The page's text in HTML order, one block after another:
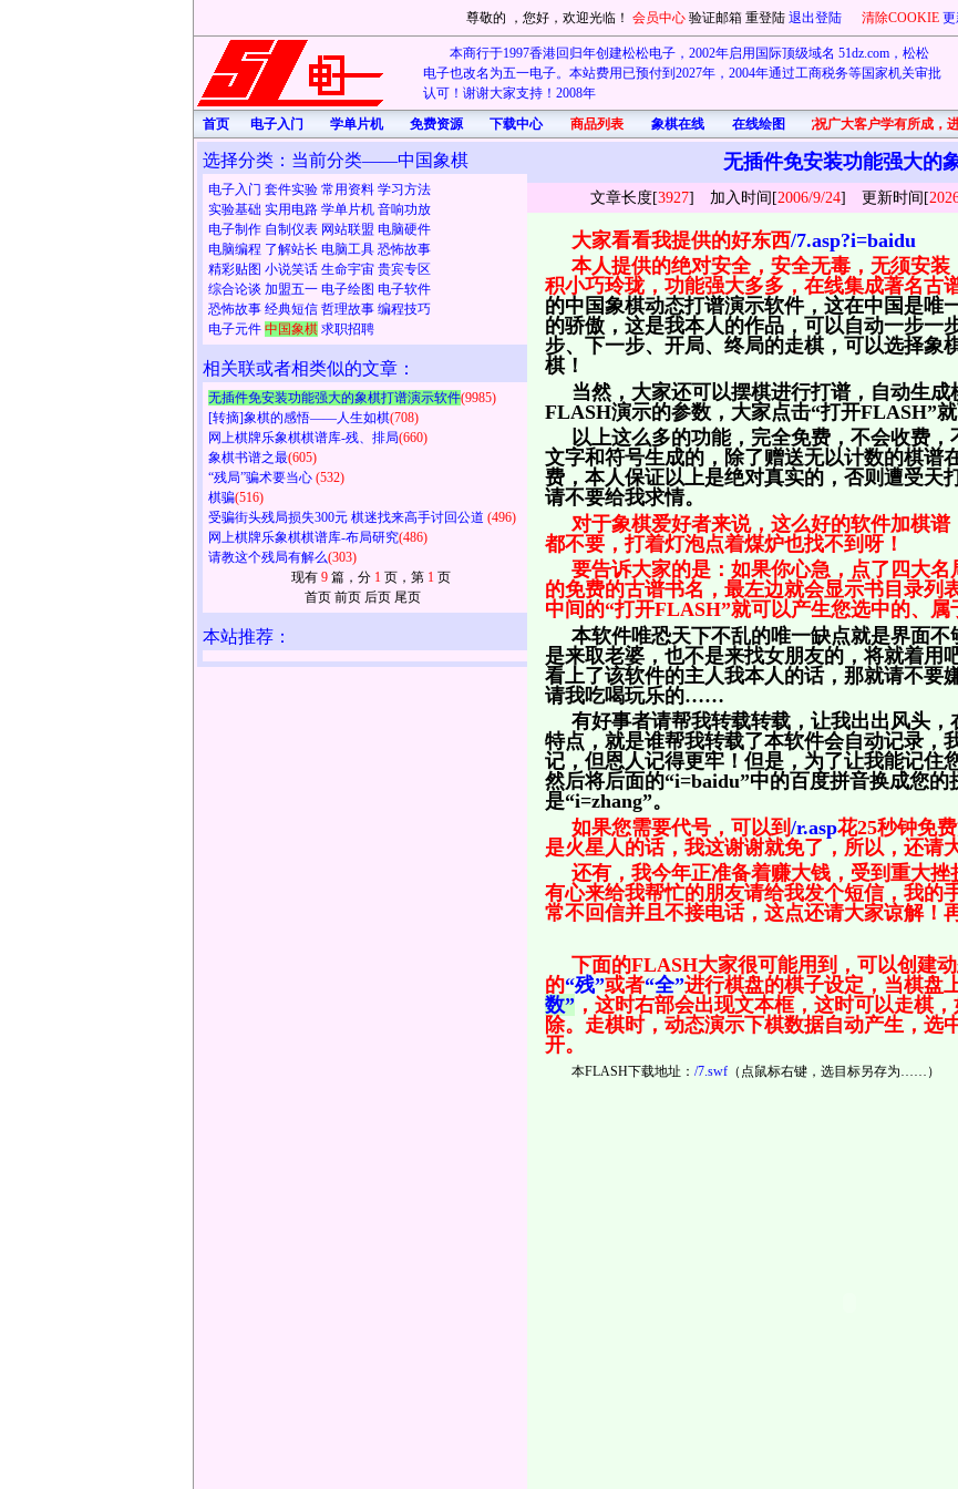
尊敬的 ，您好，欢迎光临！ 会员中心 验证邮箱 重登陆 退出登陆 清除COOKIE
本商行于1997香港回归年创建松松电子，2002年启用国际顶级域名 51dz.com，松松
电子也改名为五一电子。本站费用已预付到2027年，2004年通过工商税务等国家机关审批
认可！谢谢大家支持！2008年
首页
电子入门 学单片机 免费资源 下载中心 商品列表 象棋在线 在线绘图首先在此祝广大客户学有所成，
选择分类：当前分类——中国象棋
电子入门 套件实验 常用资料 学习方法
实验基础 实用电路 学单片机 音响功放
电子制作 自制仪表 网站联盟 电脑硬件
电脑编程 了解站长 电脑工具 恐怖故事
精彩贴图 小说笑话 生命宇宙 贵宾专区
综合论谈 加盟五一 电子绘图 电子软件
恐怖故事 经典短信 哲理故事 编程技巧
电子元件 中国象棋 求职招聘
相关联或者相类似的文章：
无插件免安装功能强大的象棋打谱演示软件(9985)
[转摘]象棋的感悟——人生如棋(708)
网上棋牌乐象棋棋谱库-残、排局(660)
象棋书谱之最(605)
“残局”骗术要当心 (532)
棋骗(516)
受骗街头残局损失300元 棋迷找来高手讨回公道 (496)
网上棋牌乐象棋棋谱库-布局研究(486)
请教这个残局有解么(303)
现有 9 篇，分 1 页，第 1 页
首页 前页 后页 尾页
本站推荐：
无插件免安装功能强大的
文章长度[3927] 加入时间[2006/9/24] 更新时间[
大家看看我提供的好东西/7.asp?i=baidu
本人提供的绝对安全，安全无毒，无须安
积小巧玲珑，功能强大多多，在线集成著名古
的中国象棋动态打谱演示软件，这在中国是唯
的骄傲，这是我本人的作品，可以自动一步一
步、下一步、开局、终局的走棋，可以选择象
棋！
当然，大家还可以摆棋进行打谱，自动生
FLASH演示的参数，大家点击“打开FLASH”就
以上这么多的功能，完全免费，不会收费
文字和符号生成的，除了赠送无以计数的棋谱
费，本人保证以上是绝对真实的，否则遭受天
请不要给我求情。
对于象棋爱好者来说，这么好的软件加棋
都不要，打着灯泡点着煤炉也找不到呀！
要告诉大家的是：如果你心急，点了四大
的免费的古谱书名，最左边就会显示书目录列
中间的“打开FLASH”就可以产生您选中的、
本软件唯恐天下不乱的唯一缺点就是界面
是来取老婆，也不是来找女朋友的，将就着
看上了该软件的主人我本人的话，那就请不要
请我吃喝玩乐的……
有好事者请帮我转载转载，让我出出风头
特点，就是谁帮我转载了本软件会自动记录，
记，但恩人记得更牢！但是，为了让我能记住
然后将后面的“i=baidu”中的百度拼音换成您的
是“i=zhang”。
如果您需要代号，可以到 /r.asp花25秒钟免
是火星人的话，我这谢谢就免了，所以，还请
还有，我今年正准备着赚大钱，受到重大
有心来给我帮忙的朋友请给我发个短信，我的
常不回信并且不接电话，这点还请大家谅解！
下面的FLASH大家很可能用到，可以创建
的“残”或者“全”进行棋盘的棋子设定，当棋盘
数”，这时右部会出现文本框，这时可以走棋
除。走棋时，动态演示下棋数据自动产生，
开。
本FLASH下载地址： /7.swf（点鼠标右键，选目标另存为……）